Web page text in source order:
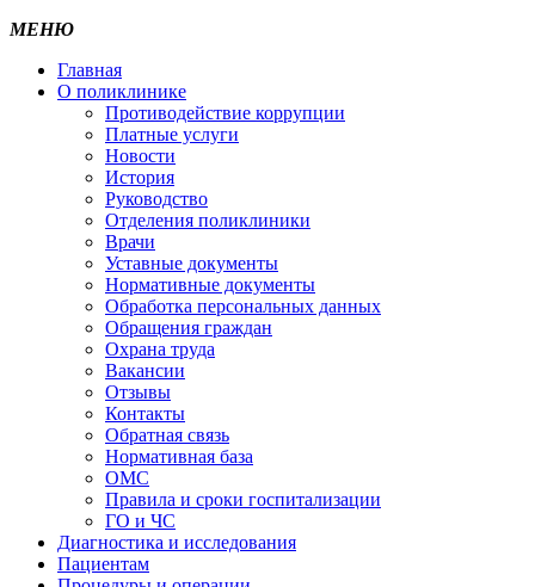
МЕНЮ
Главная
О поликлинике
Противодействие коррупции
Платные услуги
Новости
История
Руководство
Отделения поликлиники
Врачи
Уставные документы
Нормативные документы
Обработка персональных данных
Обращения граждан
Охрана труда
Вакансии
Отзывы
Контакты
Обратная связь
Нормативная база
ОМС
Правила и сроки госпитализации
ГО и ЧС
Диагностика и исследования
Пациентам